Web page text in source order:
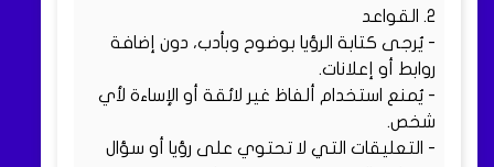
2. القواعد
- يُرجى كتابة الرؤيا بوضوح وبأدب، دون إضافة
روابط أو إعلانات.
- يُمنع استخدام ألفاظ غير لائقة أو الإساءة لأي
شخص.
- التعليقات التي لا تحتوي على رؤيا أو سؤال